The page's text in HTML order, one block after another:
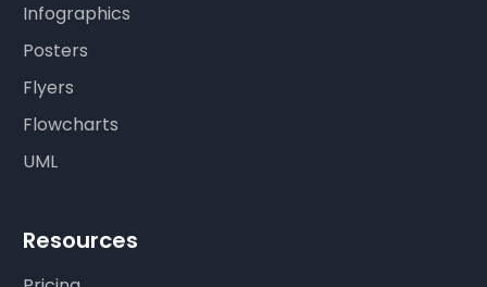
Infographics
Posters
Flyers
Flowcharts
UML
Resources